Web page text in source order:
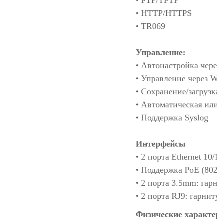
• HTTP/HTTPS
• TR069
Управление:
• Автонастройка
• Управление через
• Сохранение/
• Автоматическая
• Поддержка Syslog
Интерфейсы
• 2 порта Ethernet
• Поддержка PoE
• 2 порта 3.5mm:
• 2 порта RJ9:
Физические